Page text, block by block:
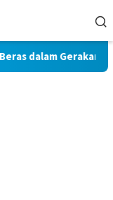
Gerakan Pangan